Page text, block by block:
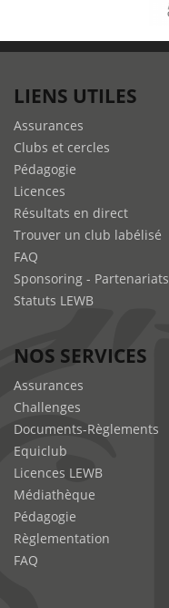
LIENS UTILES
Assurances
Clubs et cercles
Pédagogie
Licences
Résultats en direct
Trouver un club labélisé
FAQ
Sponsoring - Partenariats
Statuts LEWB
NOS SERVICES
Assurances
Challenges
Documents-Règlements
Equiclub
Licences LEWB
Médiathèque
Pédagogie
Règlementation
FAQ